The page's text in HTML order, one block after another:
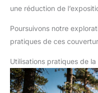
une réduction de
Poursuivons notre
pratiques de ces
Utilisations pratiques de